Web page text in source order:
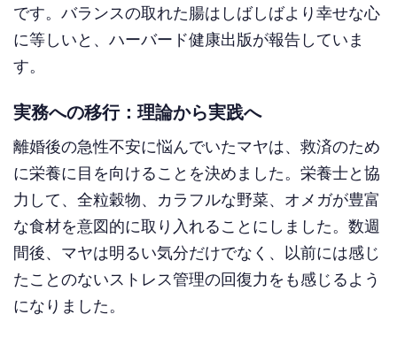
です。バランスの取れた腸はしばしばより幸せな心
に等しいと、ハーバード健康出版が報告していま
す。
実務への移行：理論から実践へ
離婚後の急性不安に悩んでいたマヤは、救済のため
に栄養に目を向けることを決めました。栄養士と協
力して、全粒穀物、カラフルな野菜、オメガが豊富
な食材を意図的に取り入れることにしました。数週
間後、マヤは明るい気分だけでなく、以前には感じ
たことのないストレス管理の回復力をも感じるよう
になりました。